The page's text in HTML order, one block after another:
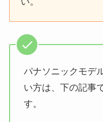
パナソニックモデ
い方は、下の記事
す。